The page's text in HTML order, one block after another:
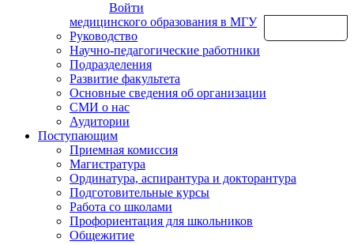
Войти
медицинского образования в МГУ
Руководство
Научно-педагогические работники
Подразделения
Развитие факультета
Основные сведения об организации
СМИ о нас
Аудитории
Поступающим
Приемная комиссия
Магистратура
Ординатура, аспирантура и докторантура
Подготовительные курсы
Работа со школами
Профориентация для школьников
Общежитие